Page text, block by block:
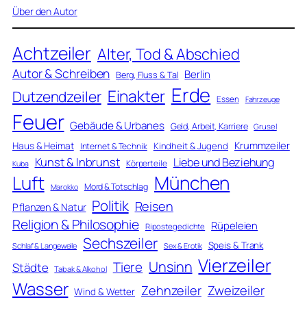
Über den Autor
Achtzeiler Alter, Tod & Abschied
Autor & Schreiben Berg, Fluss & Tal Berlin
Dutzendzeiler Einakter Erde Essen Fahrzeuge
Feuer Gebäude & Urbanes Geld, Arbeit, Karriere Grusel
Haus & Heimat Internet & Technik Kindheit & Jugend Krummzeiler
Kuba Kunst & Inbrunst Körperteile Liebe und Beziehung
Luft Marokko Mord & Totschlag München
Pflanzen & Natur Politik Reisen
Religion & Philosophie Ripostegedichte Rüpeleien
Schlaf & Langeweile Sechszeiler Sex & Erotik Speis & Trank
Städte Tabak & Alkohol Tiere Unsinn Vierzeiler
Wasser Wind & Wetter Zehnzeiler Zweizeiler